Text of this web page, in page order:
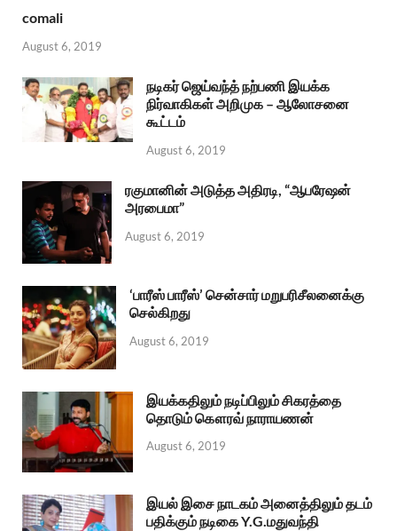
comali
August 6, 2019
நடிகர் ஜெய்வந்த் நற்பணி இயக்க
நிர்வாகிகள் அறிமுக – ஆலோசனை
கூட்டம்
August 6, 2019
ரகுமானின் அடுத்த அதிரடி, “ஆபரேஷன்
அரபைமா”
August 6, 2019
‘பாரீஸ் பாரீஸ்’ சென்சார் மறுபரிசீலனைக்கு
செல்கிறது
August 6, 2019
இயக்கதிலும் நடிப்பிலும் சிகரத்தை
தொடும் கௌரவ் நாராயணன்
August 6, 2019
இயல் இசை நாடகம் அனைத்திலும் தடம்
பதிக்கும் நடிகை Y.G.மதுவந்தி